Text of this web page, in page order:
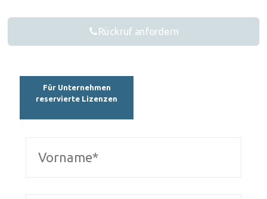
Rückruf anfordern
Für Unternehmen
reservierte Lizenzen